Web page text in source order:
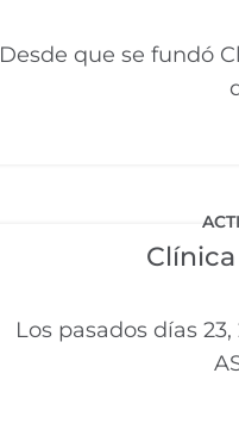
Desde que se fundó
Los pasados días